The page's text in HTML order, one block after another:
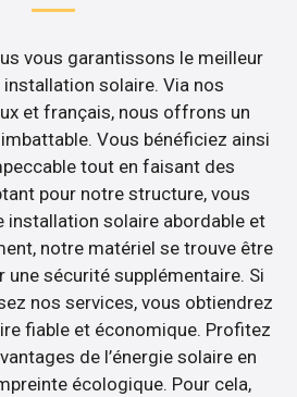
vous garantissons le meilleur
solaire. Via nos
et français, nous offrons un
Vous bénéficiez ainsi
tout en faisant des
pour notre structure, vous
installation solaire abordable et
notre matériel se trouve être
une sécurité supplémentaire. Si
nos services, vous obtiendrez
fiable et économique. Profitez
de l’énergie solaire en
écologique. Pour cela,